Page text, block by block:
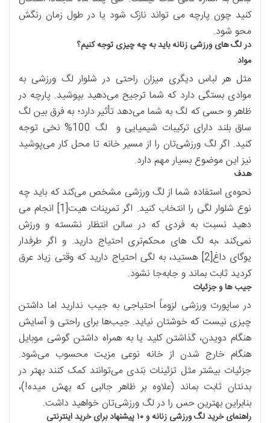
کنید چون پارچه می تواند نازک شود یا در طول زمان رنگش
محو شود.
در لگ های ورزشی زنانه باید به چه چیزی توجه کنیم؟
مواد
مثل هر لباس دیگری میزان راحتی در شلوار لگ ورزشی به
موادی بستگی دارد که شما ترجیح می‌دهید بپوشید. پارچه در
ظاهر و حسی که لگ به شما می‌دهد تأثیر دارد؛ به فرق بین لگ
ساق بلند دارای ترکیبات شیمیایی و لگ 100% نخی توجه
کنید. اگر لگ ورزشی‌تان را از مسیر خانه تا محل کار می‌پوشید
نیز این موضوع بسیار مهم دارد.
هدف
نحوه‌ی استفاده شما از لگ ورزشی مشخص می‌کند که باید چه
نوع شلوار لگی را انتخاب کنید. اگر تمرینات هیت[1] انجام می
دهید نسبت به فردی که در سالن انتظار نشسته و ورزش
نمی‌کند ،به لگ های محکم‌تری احتیاج دارید. و اگر طرفدار
یوگای داغ[2] هستید، به لگی احتیاج دارید که وقتی زیاد عرق
کردید ثابت بماند و جابه‌جا نشود.
جیب ها و جزئیات
در ساپورت ورزشی لزوماً احتیاجی به جیب ندارید اما داشتن
چیزی نیست که خوشتان نیاید. جیب‌ها برای راحتی و آسایش
هنگام دویدن، گذاشتن کلید یا به همراه داشتن گوشی موبایل
هنگام خارج شدن از خانه نوعی مزیت محسوب می‌شود.
جزئیات بیشتر مثل تزئینات بَندی می‌توانند کمک کنند بهتر در
بدنتان ثابت بماند (علاوه بر ظاهر جالبی که بهش میده!)،
بنابراین بهترین حس را در لگ ورزشی‌تان خواهید داشت.
راهنمای خرید لگ ورزشی زنانه و ۱۰ پیشنهاد برای خرید اینترنتی